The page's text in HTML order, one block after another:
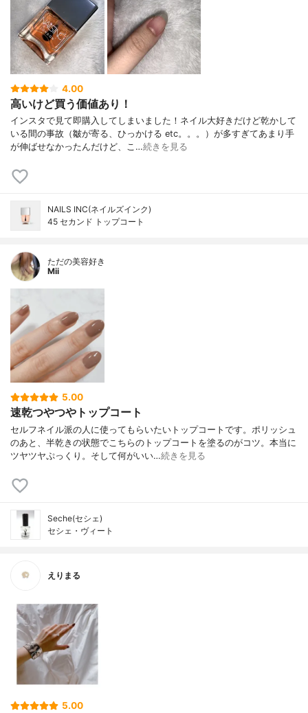
4.00
高いけど買う価値あり！
インスタで見て即購入してしまいました！ネイル大好きだけど乾かして
いる間の事故（皺が寄る、ひっかける etc。。。）が多すぎてあまり手
が伸ばせなかったんだけど、こ…続きを見る
NAILS INC(ネイルズインク)
45 セカンド トップコート
ただの美容好き
Mii
5.00
速乾つやつやトップコート
セルフネイル派の人に使ってもらいたいトップコートです。ポリッシュ
のあと、半乾きの状態でこちらのトップコートを塗るのがコツ。本当に
ツヤツヤぷっくり。そして何がいい…続きを見る
Seche(セシェ)
セシェ・ヴィート
えりまる
5.00